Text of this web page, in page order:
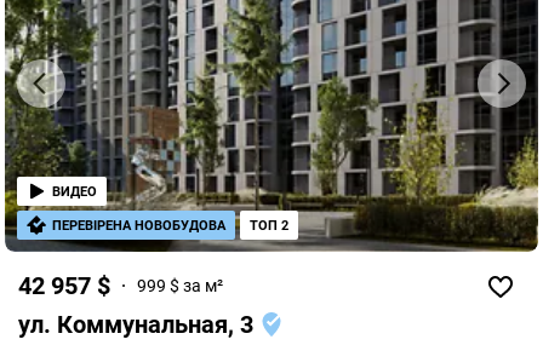
42 957 $ 999 $ за м²
ул. Коммунальная, 3
ВИДЕО
ПЕРЕВІРЕНА НОВОБУДОВА ТОП 2